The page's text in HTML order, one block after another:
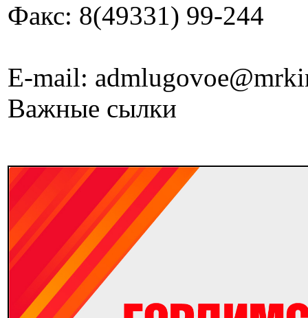
Факс: 8(49331) 99-244
E-mail:
Важные сылки